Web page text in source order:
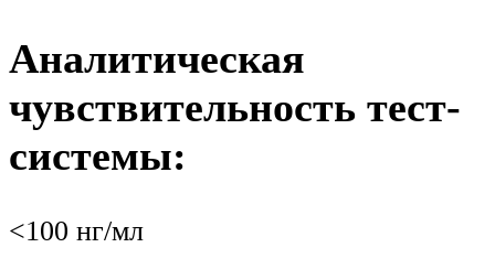
Аналитическая
чувствительность тест-
системы:
<100 нг/мл